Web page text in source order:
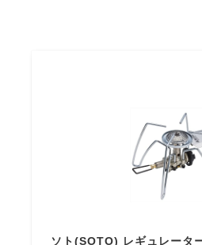
ソト(SOTO) レギュレータ